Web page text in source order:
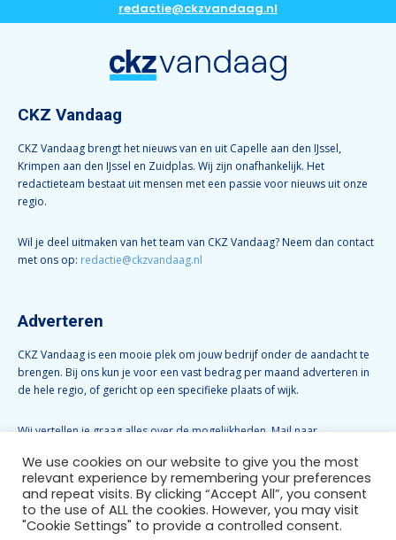
redactie@ckzvandaag.nl
CKZ Vandaag
CKZ Vandaag brengt het nieuws van en uit Capelle aan den IJssel,
Krimpen aan den IJssel en Zuidplas. Wij zijn onafhankelijk. Het
redactieteam bestaat uit mensen met een passie voor nieuws uit onze
regio.
Wil je deel uitmaken van het team van CKZ Vandaag? Neem dan contact
met ons op: redactie@ckzvandaag.nl
Adverteren
CKZ Vandaag is een mooie plek om jouw bedrijf onder de aandacht te
brengen. Bij ons kun je voor een vast bedrag per maand adverteren in
de hele regio, of gericht op een specifieke plaats of wijk.
Wij vertellen je graag alles over de mogelijkheden. Mail naar
Volg CKZ Vandaag
We use cookies on our website to give you the most
relevant experience by remembering your preferences
and repeat visits. By clicking “Accept All”, you consent
to the use of ALL the cookies. However, you may visit
"Cookie Settings" to provide a controlled consent.